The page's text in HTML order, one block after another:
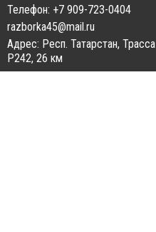
Телефон: +7 909-723-0404
razborka45@mail.ru
Адрес: Респ. Татарстан, Трасса
Р242, 26 км